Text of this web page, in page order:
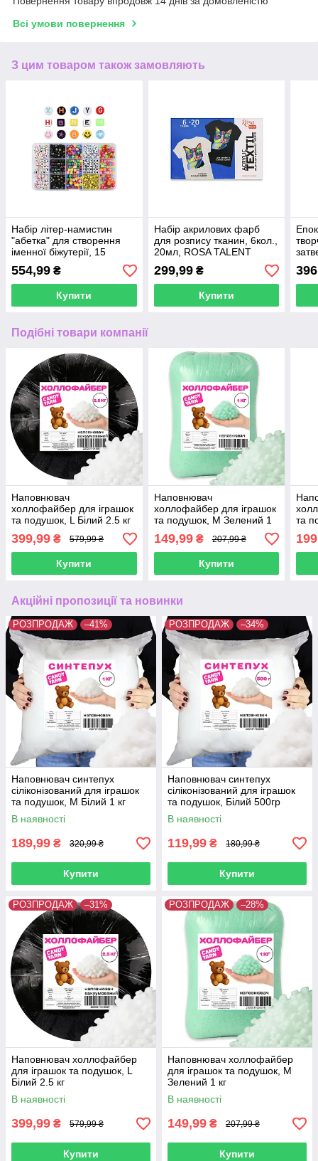
Всі умови повернення
З цим товаром також замовляють
Набір літер-намистин
"абетка" для створення
іменної біжутерії, 15
осередків
554,99 ₴
Купити
Набір акрилових фарб
для розпису тканин, 6кол.,
20мл, ROSA TALENT
299,99₴
Купити
(1:1)
Подібні товари компанії
Наповнювач
холлофайбер для іграшок
та подушок, L Білий 2.5 кг
399,99 ₴ 579,99 ₴
Купити
Наповнювач
холлофайбер для іграшок
та подушок, М Зелений 1
149,99₴ 207,99 ₴
Купити
та
Акційні пропозиції та новинки
РОЗПРОДАЖ –41%
Наповнювач синтепух
сіліконізований для іграшок
та подушок, М Білий 1 кг
В наявності
189,99 ₴ 320,99 ₴
Купити
РОЗПРОДАЖ –34%
Наповнювач синтепух
сіліконізований для іграшок
та подушок, Білий 500гр
В наявності
119,99 ₴ 180,99 ₴
Купити
РОЗПРОДАЖ –31%
Наповнювач холлофайбер
для іграшок та подушок, L
Білий 2.5 кг
В наявності
399,99 ₴ 579,99 ₴
Купити
РОЗПРОДАЖ –28%
Наповнювач холлофайбер
для іграшок та подушок, М
Зелений 1 кг
В наявності
149,99 ₴ 207,99 ₴
Купити